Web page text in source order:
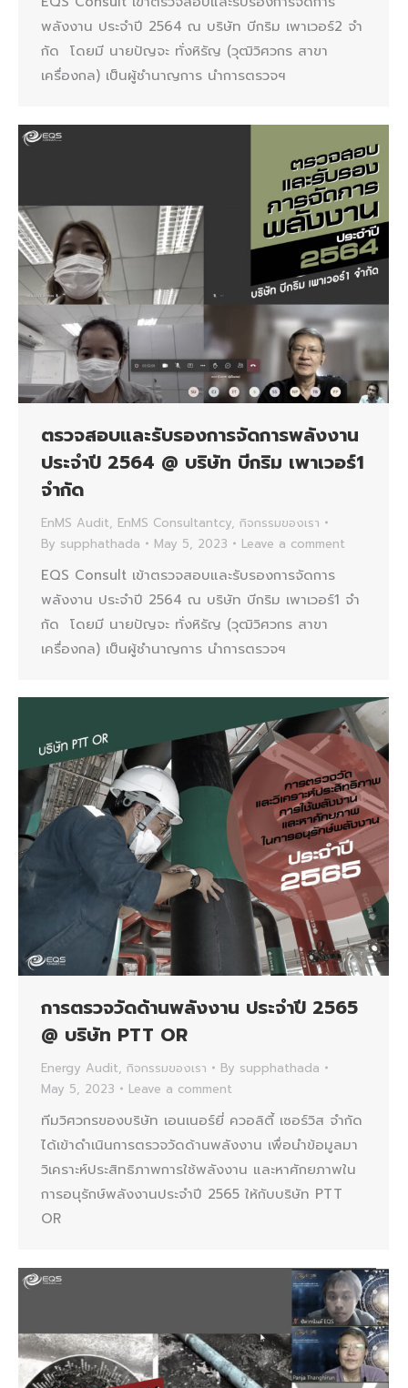
พลังงาน ประจำปี 2564 ณ บริษัท บีกริม เพาเวอร์2 จํา
กัด โดยมี นายปัญจะ ทั่งหิรัญ (วุฒิวิศวกร สาขา
เครื่องกล) เป็นผู้ชำนาญการ นำการตรวจฯ
ตรวจสอบและรับรองการจัดการพลังงาน
ประจำปี 2564 @ บริษัท บีกริม เพาเวอร์1
จํากัด
EnMS Audit, EnMS Consultantcy, กิจกรรมของเรา
By supphathada May 5, 2023 Leave a comment
EQS Consult เข้าตรวจสอบและรับรองการจัดการ
พลังงาน ประจำปี 2564 ณ บริษัท บีกริม เพาเวอร์1 จํา
กัด โดยมี นายปัญจะ ทั่งหิรัญ (วุฒิวิศวกร สาขา
เครื่องกล) เป็นผู้ชำนาญการ นำการตรวจฯ
การตรวจวัดด้านพลังงาน ประจำปี 2565
@ บริษัท PTT OR
Energy Audit, กิจกรรมของเรา By supphathada
May 5, 2023
Leave a comment
ทีมวิศวกรของบริษัท เอนเนอร์ยี่ ควอลิตี้ เซอร์วิส จำกัด
ได้เข้าดำเนินการตรวจวัดด้านพลังงาน เพื่อนำข้อมูลมา
วิเคราะห์ประสิทธิภาพการใช้พลังงาน และหาศักยภาพใน
การอนุรักษ์พลังงานประจำปี 2565 ให้กับบริษัท PTT
OR